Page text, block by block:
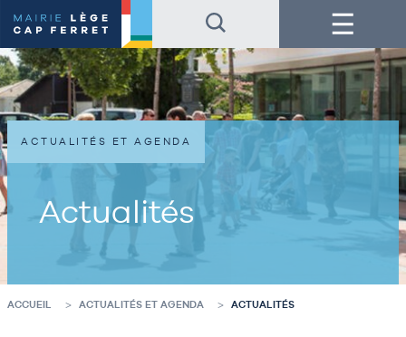
au
contenu
de
la
page
au
pied
de
page
Menu
Actualités
ACTUALITÉS ET AGENDA
ACCUEIL ACTUALITÉS ET AGENDA ACTUALITÉS